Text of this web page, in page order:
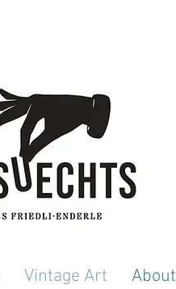
Vintage Art About